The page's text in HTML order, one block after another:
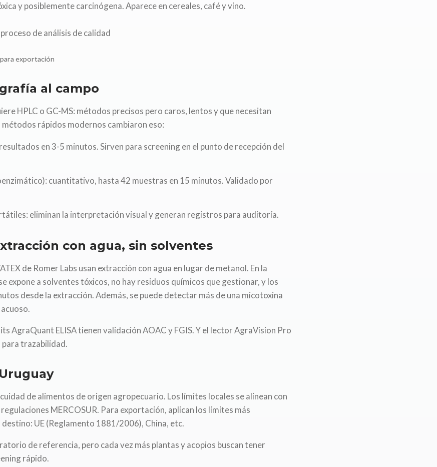
y posiblemente carcinógena. Aparece en cereales, café y vino.
exportación
al campo
HPLC o GC-MS: métodos precisos pero caros, lentos y que necesitan
rápidos modernos cambiaron eso:
en 3-5 minutos. Sirven para screening en el punto de recepción del
cuantitativo, hasta 42 muestras en 15 minutos. Validado por
eliminan la interpretación visual y generan registros para auditoría.
con agua, sin solventes
de Romer Labs usan extracción con agua en lugar de metanol. En la
expone a solventes tóxicos, no hay residuos químicos que gestionar, y los
desde la extracción. Además, se puede detectar más de una micotoxina
AgraQuant ELISA tienen validación AOAC y FGIS. Y el lector AgraVision Pro
trazabilidad.
de alimentos de origen agropecuario. Los límites locales se alinean con
MERCOSUR. Para exportación, aplican los límites más
UE (Reglamento 1881/2006), China, etc.
de referencia, pero cada vez más plantas y acopios buscan tener
rápido.